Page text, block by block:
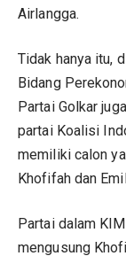
Airlangga.
Tidak hanya itu,
Bidang
Partai Golkar
partai Koalisi
memiliki calon
Khofifah dan
Partai dalam
mengusung